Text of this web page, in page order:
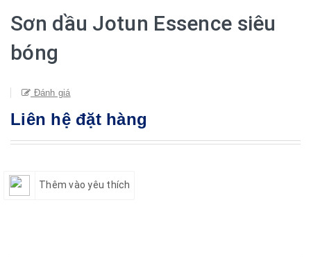
Sơn dầu Jotun Essence siêu
bóng
Đánh giá
Liên hệ đặt hàng
Thêm vào yêu thích